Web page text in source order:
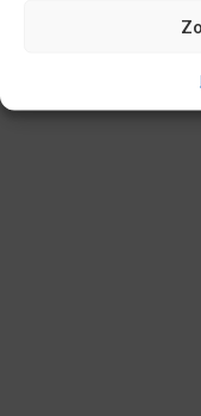
WIRTUALNY SPACER